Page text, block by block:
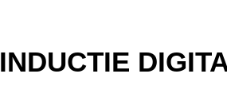
INDUCTIE